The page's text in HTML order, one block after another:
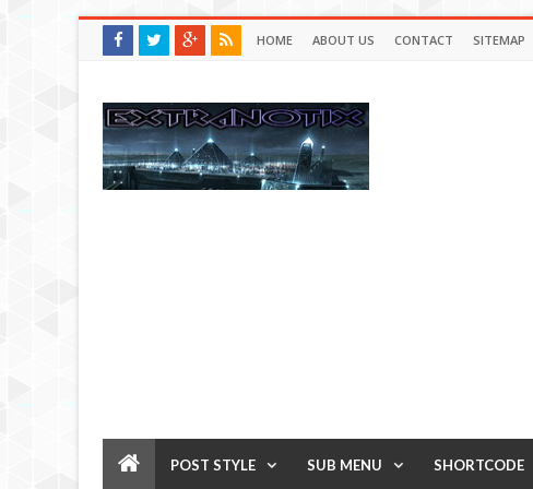
HOME ABOUT US CONTACT SITEMAP
POST STYLE SUB MENU SHORTCODE